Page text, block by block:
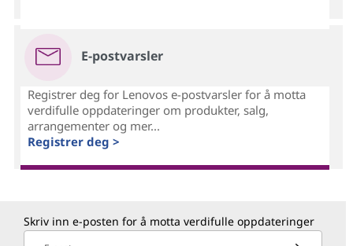
E-postvarsler
Registrer deg for Lenovos e-postvarsler for å motta
verdifulle oppdateringer om produkter, salg,
arrangementer og mer...
Registrer deg >
Skriv inn e-posten for å motta verdifulle oppdateringer